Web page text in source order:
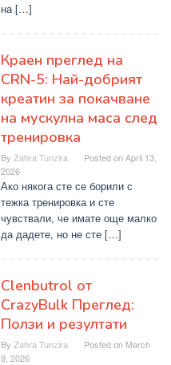
на […]
Краен преглед на
CRN-5: Най-добрият
креатин за покачване
на мускулна маса след
тренировка
By Zahra Tunzira Posted onApril 13,
2026
Ако някога сте се борили с
тежка тренировка и сте
чувствали, че имате още малко
да дадете, но не сте […]
Clenbutrol от
CrazyBulk Преглед:
Ползи и резултати
By Zahra Tunzira Posted on March
9, 2026